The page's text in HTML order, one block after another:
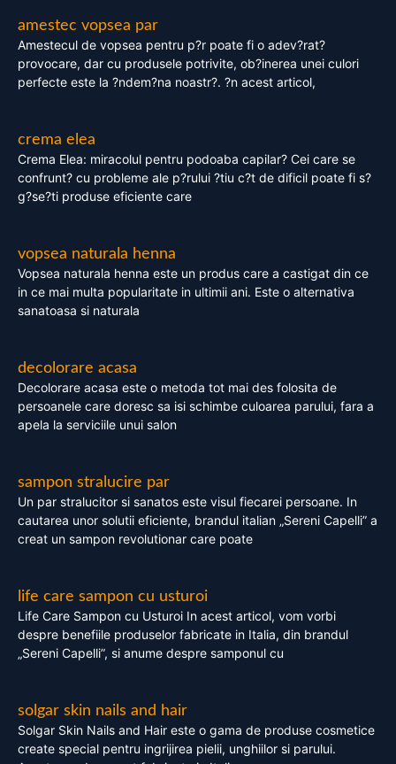
amestec vopsea par
Amestecul de vopsea pentru p?r poate fi o adev?rat?
provocare, dar cu produsele potrivite, ob?inerea unei culori
perfecte este la ?ndem?na noastr?. ?n acest articol,
crema elea
Crema Elea: miracolul pentru podoaba capilar? Cei care se
confrunt? cu probleme ale p?rului ?tiu c?t de dificil poate fi s?
g?se?ti produse eficiente care
vopsea naturala henna
Vopsea naturala henna este un produs care a castigat din ce
in ce mai multa popularitate in ultimii ani. Este o alternativa
sanatoasa si naturala
decolorare acasa
Decolorare acasa este o metoda tot mai des folosita de
persoanele care doresc sa isi schimbe culoarea parului, fara a
apela la serviciile unui salon
sampon stralucire par
Un par stralucitor si sanatos este visul fiecarei persoane. In
cautarea unor solutii eficiente, brandul italian „Sereni Capelli” a
creat un sampon revolutionar care poate
life care sampon cu usturoi
Life Care Sampon cu Usturoi In acest articol, vom vorbi
despre benefiile produselor fabricate in Italia, din brandul
„Sereni Capelli”, si anume despre samponul cu
solgar skin nails and hair
Solgar Skin Nails and Hair este o gama de produse cosmetice
create special pentru ingrijirea pielii, unghiilor si parului.